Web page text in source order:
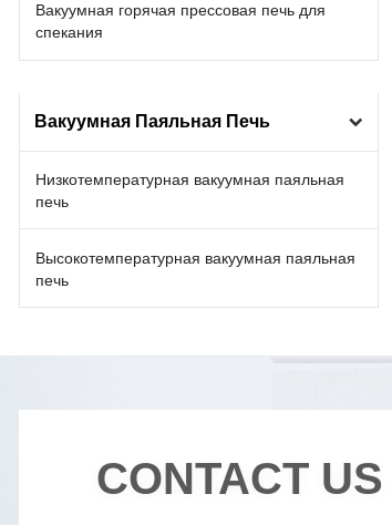
Вакуумная горячая прессовая печь для
спекания
Вакуумная Паяльная Печь
Низкотемпературная вакуумная паяльная
печь
Высокотемпературная вакуумная паяльная
печь
CONTACT US